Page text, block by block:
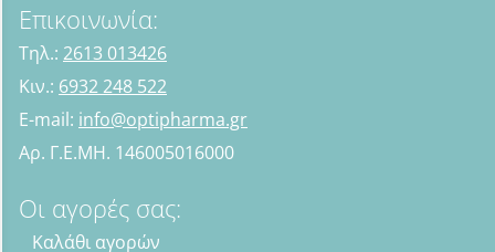
Επικοινωνία:
Τηλ.: 2613 013426
Κιν.: 6932 248 522
E-mail: info@optipharma.gr
Αρ. Γ.Ε.ΜΗ. 146005016000
Οι αγορές σας:
Καλάθι αγορών